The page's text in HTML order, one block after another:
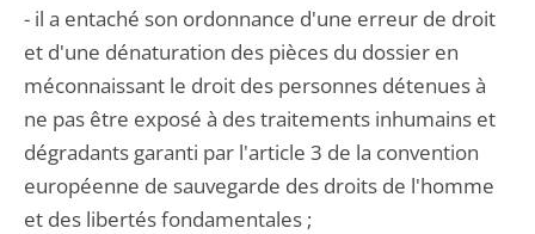
- il a entaché son ordonnance d'une erreur de droit
et d'une dénaturation des pièces du dossier en
méconnaissant le droit des personnes détenues à
ne pas être exposé à des traitements inhumains et
dégradants garanti par l'article 3 de la convention
européenne de sauvegarde des droits de l'homme
et des libertés fondamentales ;